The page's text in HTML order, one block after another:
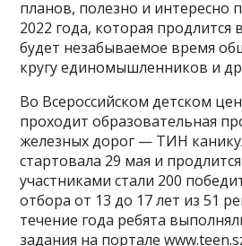
планов, полезно и интересно
2022 года, которая продлится
будет незабываемое время
кругу единомышленников и
Во Всероссийском детском
проходит образовательная
железных дорог — ТИН
стартовала 29 мая и
участниками стали 200
отбора от 13 до 17 лет из 51
течение года ребята
задания на портале